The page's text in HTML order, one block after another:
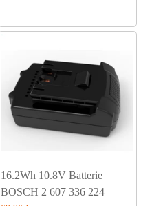
16.2Wh 10.8V Batterie
BOSCH 2 607 336 224